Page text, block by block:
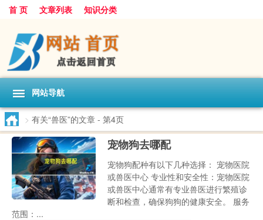
首 页 文章列表 知识分类
网站导航
> 有关“兽医”的文章 - 第4页
宠物狗去哪配
宠物狗配种有以下几种选择： 宠物医院
或兽医中心 专业性和安全性：宠物医院
或兽医中心通常有专业兽医进行繁殖诊
断和检查，确保狗狗的健康安全。 服务
范围：...